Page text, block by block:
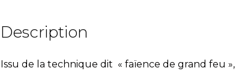
Description
Issu de la technique dit « faïence de grand feu